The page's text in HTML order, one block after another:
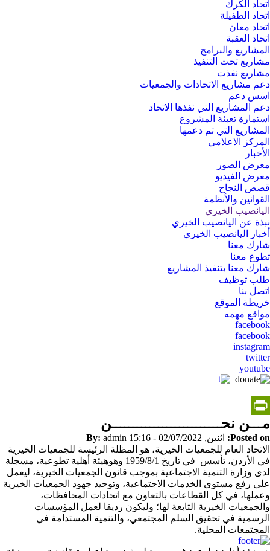
اتحاد الكرك
اتحاد الطفيلة
اتحاد معان
اتحاد العقبة
المشاريع والبرامج
مشاريع تحت التنفيذ
مشاريع نفذت
دعم مشاريع الاتحادات والجمعيات
اسس دعم
دعم المشاريع التي نفذها الاتحاد
استمارة تعبئة المشروع
المشاريع التي تم دعمها
المركز الاعلامي
الأخبار
معرض الصور
معرض الفيديو
قصص النجاح
القوانين والأنظمة
اليانصيب الخيري
نبذة عن اليانصيب الخيري
أخبار اليانصيب الخيري
شارك معنا
تطوع معنا
شارك معنا بتنفيذ المشاريع
طلب توظيف
اتصل بنا
خريطة الموقع
مواقع مهمه
social
media
facebook
facebook
instagram
twitter
youtube
PrintFriendly
مـــن نحــــــــــــــــــــــــــن
Posted on: اثنين, 02/07/2022 - 15:16 By: admin
الاتحاد العام للجمعيات الخيرية، هو المظلة الرئيسة للجمعيات الخيرية
في الأردن، تأسس في تاريخ 1959/8/1 وهوهيئة أهلية تطوعية، مسجلة
لدى وزارة التنمية الاجتماعية بموجب قانون الجمعيات الخيرية، ليعمل
على رفع مستوى الخدمات الاجتماعية، وتوحيد جهود الجمعيات الخيرية
وعملها، في كل القطاعات بالتعاون مع اتحادات المحافظات،
والجمعيات الخيرية التابعة لها؛ وليكون رديفا لعمل المؤسسات
الرسمية في تحقيق السلم المجتمعي، والتنمية المستدامة في
المجتمعات المحلية.